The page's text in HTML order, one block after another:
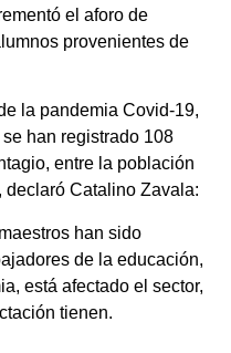
el aforo de
provenientes de
la pandemia Covid-19,
han registrado 108
entre la población
declaró Catalino Zavala:
han sido
de la educación,
está afectado el sector,
tienen.